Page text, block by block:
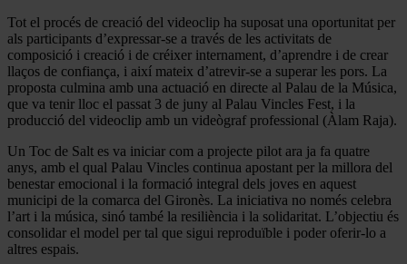
Tot el procés de creació del videoclip ha suposat una oportunitat per
als participants d’expressar-se a través de les activitats de
composició i creació i de créixer internament, d’aprendre i de crear
llaços de confiança, i així mateix d’atrevir-se a superar les pors. La
proposta culmina amb una actuació en directe al Palau de la Música,
que va tenir lloc el passat 3 de juny al Palau Vincles Fest, i la
producció del videoclip amb un videògraf professional (Àlam Raja).
Un Toc de Salt es va iniciar com a projecte pilot ara ja fa quatre
anys, amb el qual Palau Vincles continua apostant per la millora del
benestar emocional i la formació integral dels joves en aquest
municipi de la comarca del Gironès. La iniciativa no només celebra
l’art i la música, sinó també la resiliència i la solidaritat. L’objectiu és
consolidar el model per tal que sigui reproduïble i poder oferir-lo a
altres espais.